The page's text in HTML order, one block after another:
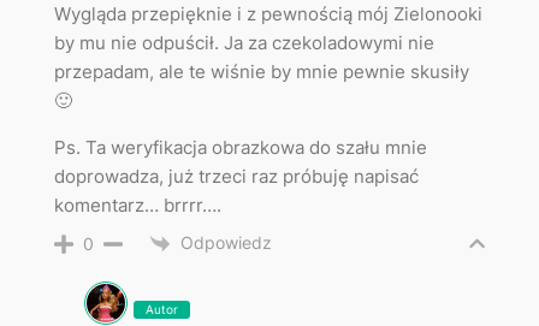
Wygląda przepięknie i z pewnością mój Zielonooki
by mu nie odpuścił. Ja za czekoladowymi nie
przepadam, ale te wiśnie by mnie pewnie skusiły
🙂
Ps. Ta weryfikacja obrazkowa do szału mnie
doprowadza, już trzeci raz próbuję napisać
komentarz… brrrr….
0 Odpowiedz
Autor